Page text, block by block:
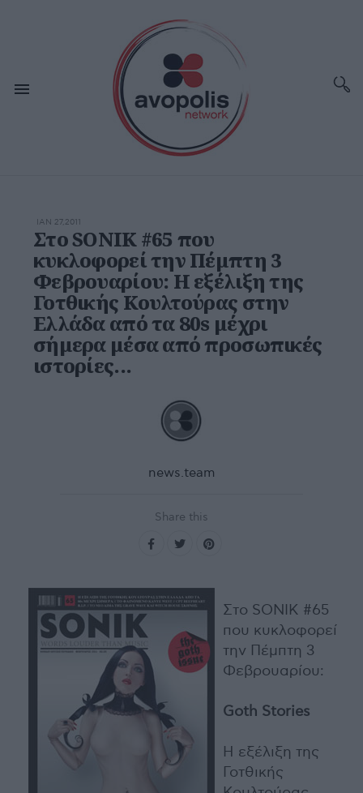
ΙΑΝ 27,2011
Στο SONIK #65 που
κυκλοφορεί την Πέμπτη 3
Φεβρουαρίου: H εξέλιξη της
Γοτθικής Κουλτούρας στην
Ελλάδα από τα 80s μέχρι
σήμερα μέσα από προσωπικές
ιστορίες...
news.team
Share this
Στο SONIK #65
που κυκλοφορεί
την Πέμπτη 3
Φεβρουαρίου:
Goth Stories
H εξέλιξη της
Γοτθικής